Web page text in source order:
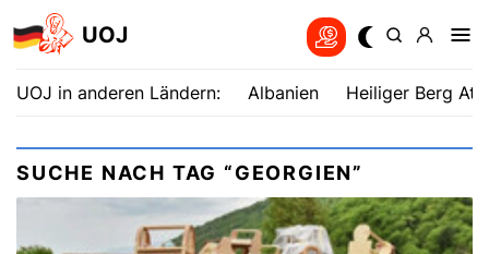
UOJ
UOJ in anderen Ländern: Albanien Heiliger Berg
SUCHE NACH TAG “GEORGIEN”